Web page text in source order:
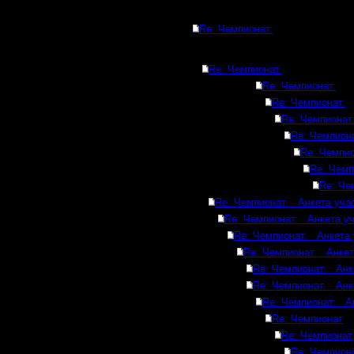
Re: Чемпионат.
Re: Чемпионат.
Re: Чемпионат.
Re: Чемпионат.
Re: Чемпионат.
Re:
Re:
Re:
Re:
Re: Чемпионат. Анкета
Re: Чемпионат. Анкета
Re: Чемпионат. Анкета
Re: Чемпионат.
Re: Чемпионат.
Re: Чемпионат.
Re: Чемпионат.
Re: Чемпионат
Re: Чемпионат